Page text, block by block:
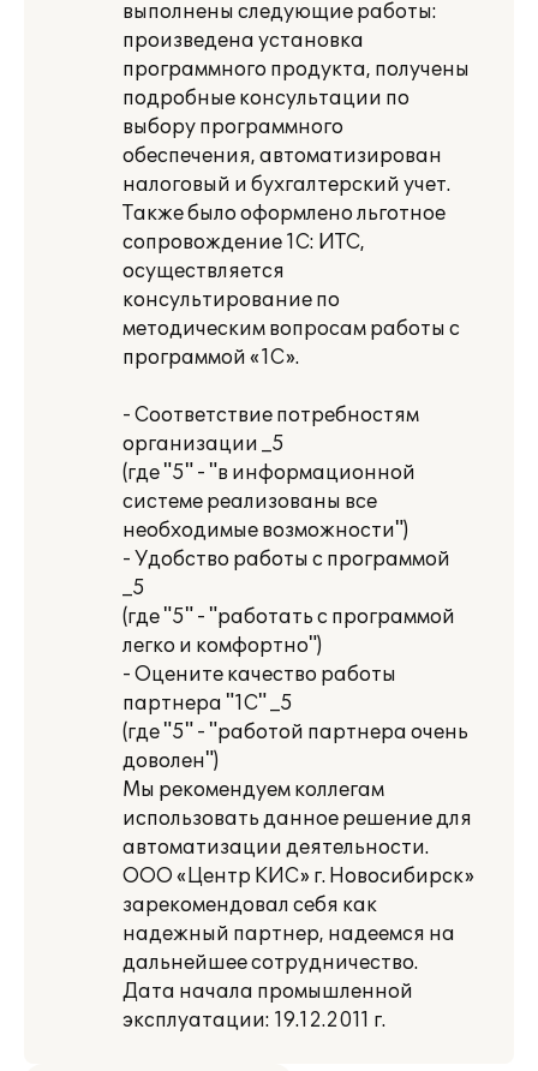
выполнены следующие работы:
произведена установка
программного продукта, получены
подробные консультации по
выбору программного
обеспечения, автоматизирован
налоговый и бухгалтерский учет.
Также было оформлено льготное
сопровождение 1С: ИТС,
осуществляется
консультирование по
методическим вопросам работы с
программой «1С».
- Соответствие потребностям
организации _5
(где "5" - "в информационной
системе реализованы все
необходимые возможности")
- Удобство работы с программой
_5
(где "5" - "работать с программой
легко и комфортно")
- Оцените качество работы
партнера "1С" _5
(где "5" - "работой партнера очень
доволен")
Мы рекомендуем коллегам
использовать данное решение для
автоматизации деятельности.
ООО «Центр КИС» г. Новосибирск»
зарекомендовал себя как
надежный партнер, надеемся на
дальнейшее сотрудничество.
Дата начала промышленной
эксплуатации: 19.12.2011 г.